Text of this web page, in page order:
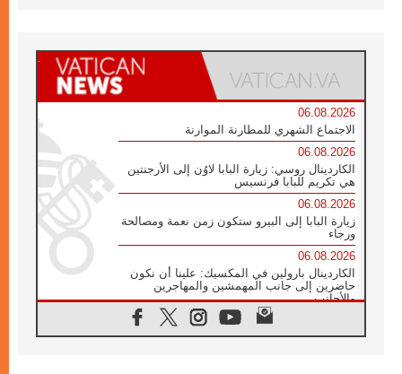
06.08.2026
الاجتماع الشهري للمطارنة الموارنة
06.08.2026
الكاردينال روسي: زيارة البابا لاوُن إلى الأرجنتين
هي تكريم للبابا فرنسيس
06.08.2026
زيارة البابا إلى البيرو ستكون زمن نعمة ومصالحة
ورجاء
06.08.2026
الكاردينال بارولين في المكسيك: علينا أن نكون
حاضرين إلى جانب المهمشين والمهاجرين
والأجانب
البابا لاوُن الرابع عشر للشباب في أسيزي: